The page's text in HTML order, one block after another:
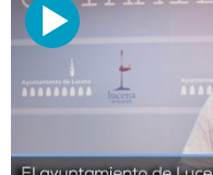
SUBBÉTICA HOY
OBRAS
NECROLÓGICAS